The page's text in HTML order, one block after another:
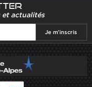
et actualités